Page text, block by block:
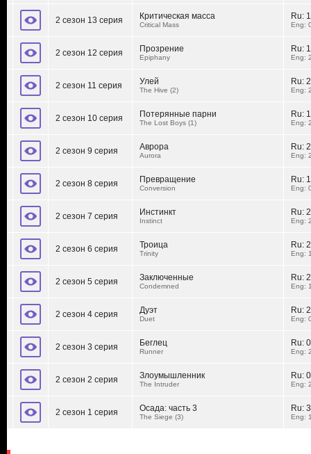
2 сезон 13 серия Критическая масса
Critical Mass
Ru:
Eng:
2 сезон 12 серия Прозрение
Epiphany
Ru:
Eng:
2 сезон 11 серия Улей
The Hive (2)
Ru:
Eng:
2 сезон 10 серия Потерянные парни
The Lost Boys (1)
Ru:
Eng:
2 сезон 9 серия Аврора
Aurora
Ru:
Eng:
2 сезон 8 серия Превращение
Conversion
Ru:
Eng:
2 сезон 7 серия Инстинкт
Instinct
Ru:
Eng:
2 сезон 6 серия Троица
Trinity
Ru:
Eng:
2 сезон 5 серия Заключенные
Condemned
Ru:
Eng:
2 сезон 4 серия Дуэт
Duet
Ru:
Eng:
2 сезон 3 серия Беглец
Runner
Ru:
Eng:
2 сезон 2 серия Злоумышленник
The Intruder
Ru:
Eng:
2 сезон 1 серия Осада: часть 3
The Siege (3)
Ru:
Eng: